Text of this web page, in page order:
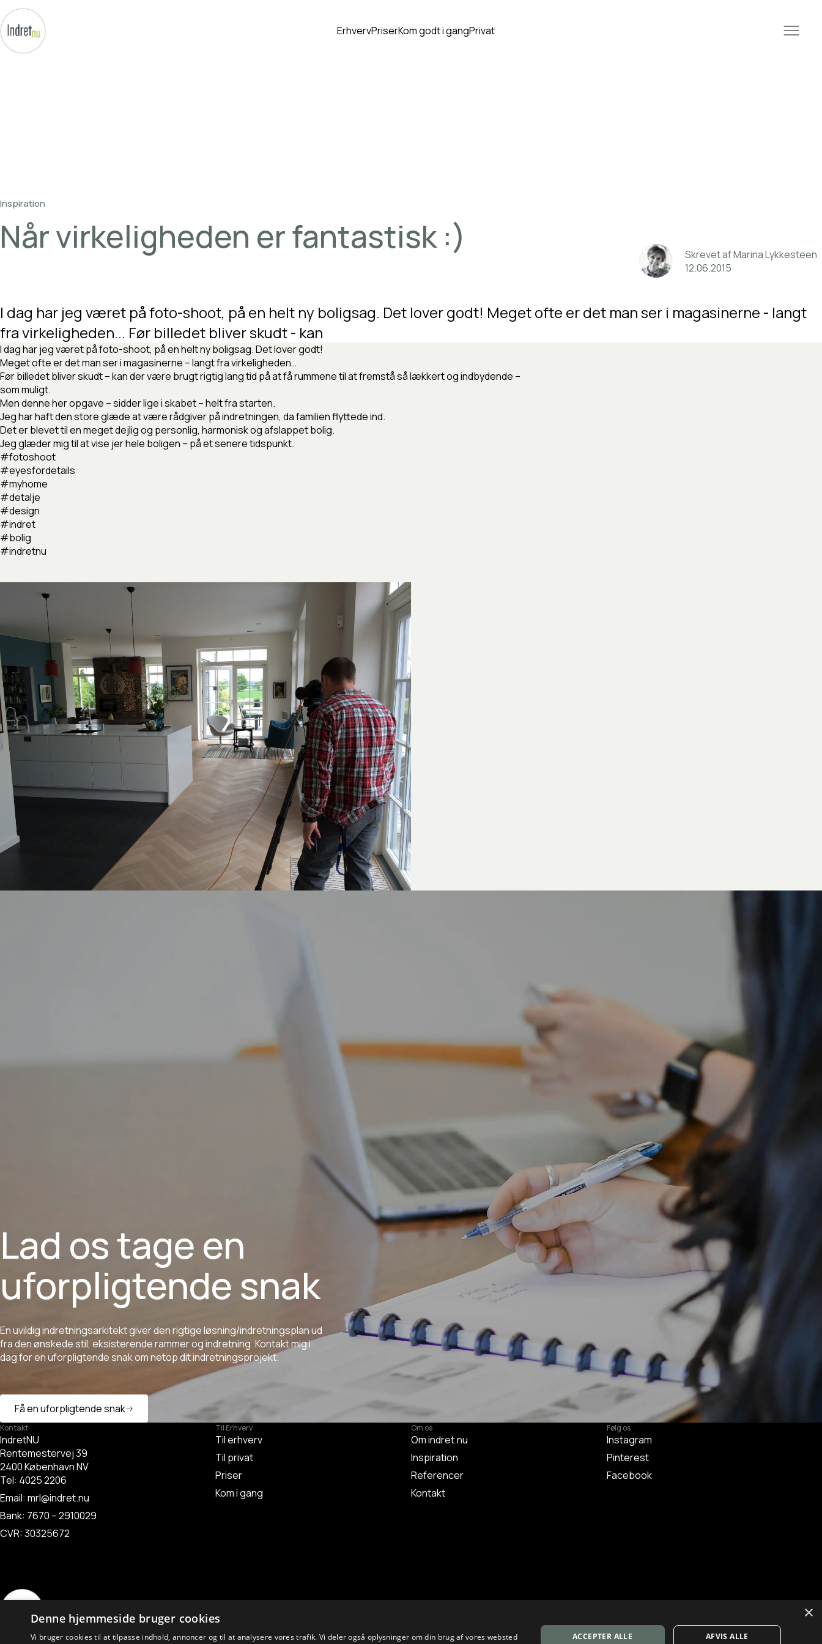
ErhvervPriserKom godt i gangPrivat
Inspiration
Nårvirkeligheden erfantastisk :) SkrevetafMarinaLykkesteen
12.06.2015
I dag har jeg været påfoto-shoot, på en helt ny boligsag. Det lovergodt! Megetofte erdet manser i magasinerne - langt
fravirkeligheden... Før billedet bliverskudt- kan
I dag har jeg været på foto-shoot, på en helt ny boligsag. Det lover godt!
Meget ofte er det man ser i magasinerne – langt fra virkeligheden…
Før billedet bliver skudt – kan der være brugt rigtig lang tid på at få rummene til at fremstå så lækkert og indbydende –
som muligt.
Men denne her opgave – sidder lige i skabet – helt fra starten.
Jeg har haft den store glæde at være rådgiver på indretningen, da familien flyttede ind.
Det er blevet til en meget dejlig og personlig, harmonisk og afslappet bolig.
Jeg glæder mig til at vise jer hele boligen – på et senere tidspunkt.
#fotoshoot
#eyesfordetails
#myhome
#detalje
#design
#indret
#bolig
#indretnu
Lad os tage en
uforpligtende snak
Enuvildigindretningsarkitektgiverdenrigtigeløsning/indretningsplanud
fradenønskedestil, eksisterenderammerogindretning.Kontaktmigi
dagforenuforpligtendesnakomnetopditindretningsprojekt.
Få en uforpligtende snak
Kontakt
IndretNU
Rentemestervej 39
2400 København NV
Tel: 4025 2206
Email: mrl@indret.nu
Bank: 7670 – 2910029
CVR: 30325672
Til Erhverv
Til erhverv
Til privat
Priser
Kom i gang
Om os
Om indret.nu
Inspiration
Referencer
Kontakt
Følg os
Instagram
Pinterest
Facebook
×
Denne hjemmeside bruger cookies
Vi bruger cookies til at tilpasse indhold, annoncer og til at analysere vores trafik. Vi deler også oplysninger om din brug af vores websted
ACCEPTER ALLE AFVIS ALLE